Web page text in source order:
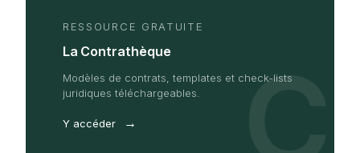
RESSOURCE GRATUITE
La Contrathèque
Modèles de contrats, templates et check-lists
juridiques téléchargeables.
Y accéder → C